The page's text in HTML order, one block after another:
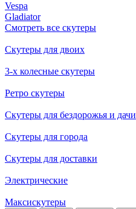
Vespa
Gladiator
Смотреть все скутеры
Скутеры для двоих
3-х колесные скутеры
Ретро скутеры
Скутеры для бездорожья и дачи
Скутеры для города
Скутеры для доставки
Электрические
Максискутеры